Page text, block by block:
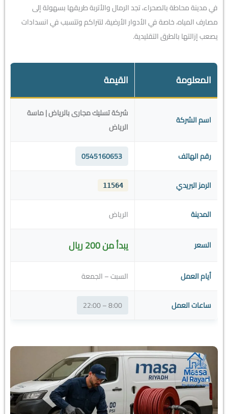
في مدينة محاطة بالصحراء، تجد الرمال والأتربة طريقها بسهولة إلى
مصارف المياه، خاصة في الأدوار الأرضية، لتتراكم وتتسبب في انسدادات
يصعب إزالتها بالطرق التقليدية.
المعلومة القيمة
اسم الشركة
شركة تسليك مجارى بالرياض | ماسة
الرياض
رقم الهاتف 0545160653
الرمز البريدي 11564
المدينة الرياض
السعر يبدأ من 200 ريال
أيام العمل السبت – الجمعة
ساعات العمل 8:00 – 22:00